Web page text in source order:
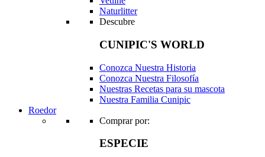
Naturlitter
Descubre
CUNIPIC'S WORLD
Conozca Nuestra Historia
Conozca Nuestra Filosofía
Nuestras Recetas para su mascota
Nuestra Familia Cunipic
Roedor
Comprar por:
ESPECIE